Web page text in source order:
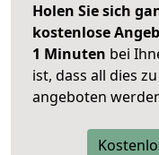
Holen Sie sich
kostenlose
1 Minuten bei
ist, dass all dies
angeboten